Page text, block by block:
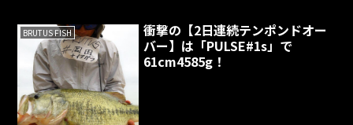
BRUTUS FISH
衝撃の【2日連続テンポンドオー
バー】は「PULSE#1s」で
61cm4585g！